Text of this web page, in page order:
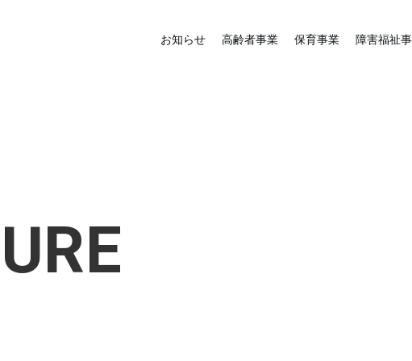
お知らせ 高齢者事業 保育事業 障害福祉